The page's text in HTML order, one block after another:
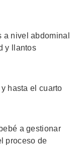
a nivel abdominal
y llantos
hasta el cuarto
a gestionar
proceso de